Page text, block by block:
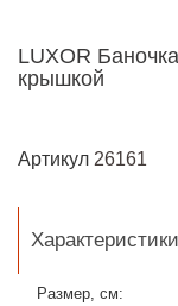
LUXOR
крышкой
Артикул 26161
Характеристики
Размер, см: